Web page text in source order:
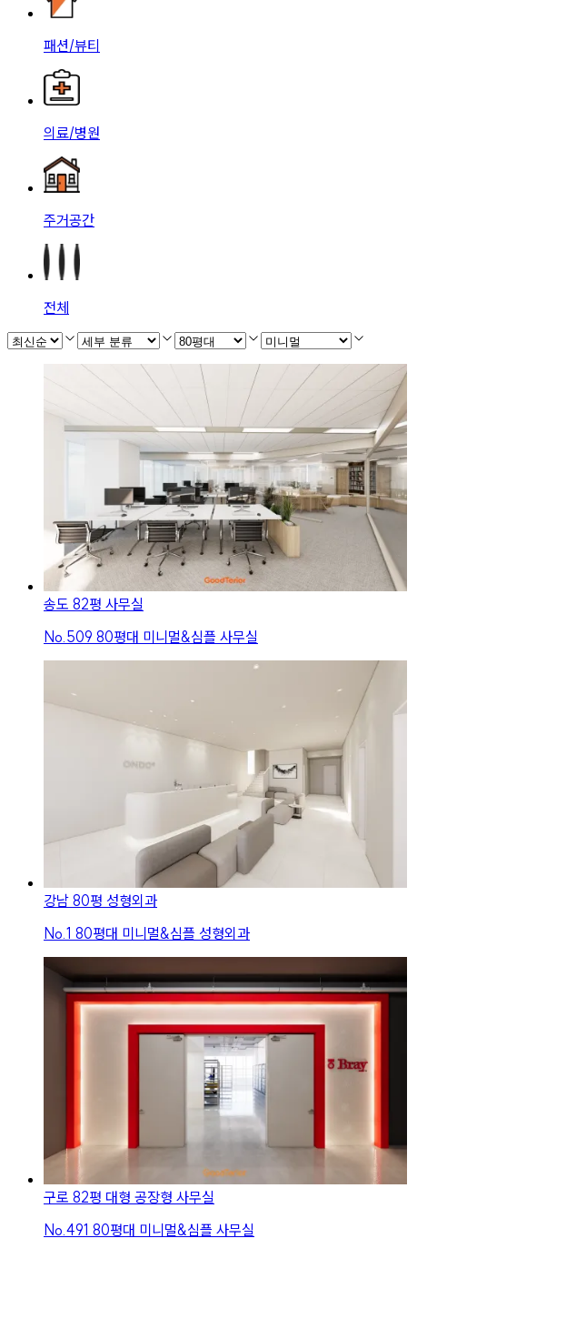
패션/뷰티
의료/병원
주거공간
전체
송도 82평 사무실
No. 509 80평대 미니멀&심플 사무실
강남 80평 성형외과
No. 1 80평대 미니멀&심플 성형외과
구로 82평 대형 공장형 사무실
No. 491 80평대 미니멀&심플 사무실